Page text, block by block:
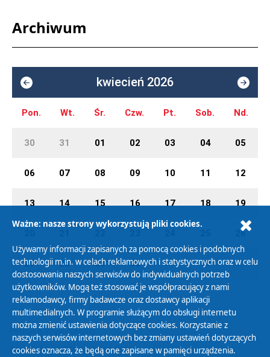
Archiwum
kwiecień 2026
Pon. Wt. Śr. Czw. Pt. Sob. Nd.
30 31 01 02 03 04 05
06 07 08 09 10 11 12
13 14 15 16 17 18 19
26
27 28 29 30 01 02 03
Polityka Prywatności
Zasady korzystania z Serwisu
Ważne: nasze strony wykorzystują pliki cookies.
Używamy informacji zapisanych za pomocą cookies i podobnych
technologii m.in. w celach reklamowych i statystycznych oraz w celu
dostosowania naszych serwisów do indywidualnych potrzeb
użytkowników. Mogą też stosować je współpracujący z nami
reklamodawcy, firmy badawcze oraz dostawcy aplikacji
multimedialnych. W programie służącym do obsługi internetu
można zmienić ustawienia dotyczące cookies. Korzystanie z
naszych serwisów internetowych bez zmiany ustawień dotyczących
cookies oznacza, że będą one zapisane w pamięci urządzenia.